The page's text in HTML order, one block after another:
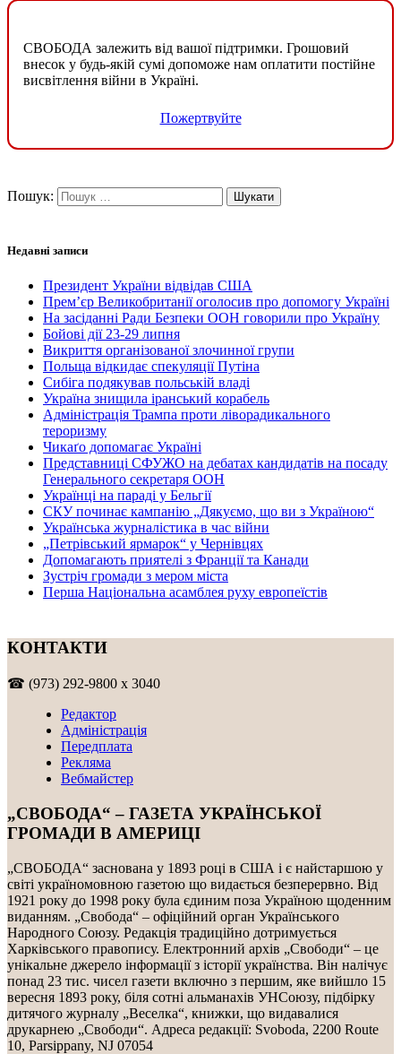
СВОБОДА залежить від вашої підтримки. Грошовий
внесок у будь-якій сумі допоможе нам оплатити постійне
висвітлення війни в Україні.
Пожертвуйте
Пошук:
Недавні записи
Президент України відвідав США
Прем’єр Великобританії оголосив про допомогу Україні
На засіданні Ради Безпеки ООН говорили про Україну
Бойові дії 23-29 липня
Викриття організованої злочинної групи
Польща відкидає спекуляції Путіна
Сибіга подякував польській владі
Україна знищила іранський корабель
Адміністрація Трампа проти ліворадикального
тероризму
Чикаґо допомагає Україні
Представниці СФУЖО на дебатах кандидатів на посаду
Генерального секретаря ООН
Українці на параді у Бельгії
СКУ починає кампанію „Дякуємо, що ви з Україною“
Українська журналістика в час війни
„Петрівський ярмарок“ у Чернівцях
Допомагають приятелі з Франції та Канади
Зустріч громади з мером міста
Перша Національна асамблея руху европеїстів
КОНТАКТИ
☎ (973) 292-9800 x 3040
Редактор
Адміністрація
Передплата
Рекляма
Вебмайстер
„СВОБОДА“ – ГАЗЕТА УКРАЇНСЬКОЇ
ГРОМАДИ В АМЕРИЦІ
„СВОБОДА“ заснована у 1893 році в США і є найстаршою у
світі україномовною газетою що видається безперервно. Від
1921 року до 1998 року була єдиним поза Україною щоденним
виданням. „Свобода“ – офіційний орган Українського
Народного Союзу. Редакція традиційно дотримується
Харківського правопису. Електронний архів „Свободи“ – це
унікальне джерело інформації з історії українства. Він налічує
понад 23 тис. чисел газети включно з першим, яке вийшло 15
вересня 1893 року, біля сотні альманахів УНСоюзу, підбірку
дитячого журналу „Веселка“, книжки, що видавалися
друкарнею „Свободи“. Адреса редакції: Svoboda, 2200 Route
10, Parsippany, NJ 07054